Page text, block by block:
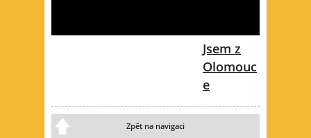
Jsem z
Olomouc
e
Zpět na navigaci